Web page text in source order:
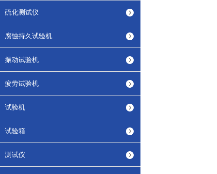
硫化测试仪
腐蚀持久试验机
振动试验机
疲劳试验机
试验机
试验箱
测试仪